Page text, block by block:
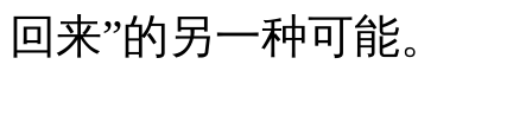
回来”的另一种可能。